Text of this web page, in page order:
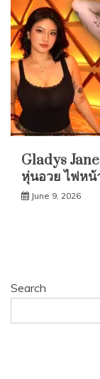
Gladys
หุ่นอวย ไฟหน้
June 9, 2026
Search